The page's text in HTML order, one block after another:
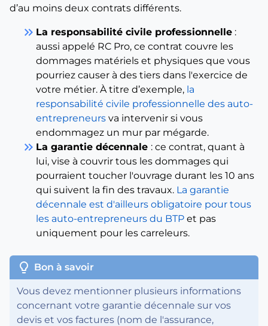
d’au moins deux contrats différents.
keyboard_double_arrow_right La responsabilité civile professionnelle :
aussi appelé RC Pro, ce contrat couvre les
dommages matériels et physiques que vous
pourriez causer à des tiers dans l'exercice de
votre métier. À titre d’exemple, la
responsabilité civile professionnelle des auto-
entrepreneurs va intervenir si vous
endommagez un mur par mégarde.
keyboard_double_arrow_right La garantie décennale : ce contrat, quant à
lui, vise à couvrir tous les dommages qui
pourraient toucher l'ouvrage durant les 10 ans
qui suivent la fin des travaux. La garantie
décennale est d'ailleurs obligatoire pour tous
les auto-entrepreneurs du BTP et pas
uniquement pour les carreleurs.
lightbulb Bon à savoir
Vous devez mentionner plusieurs informations
concernant votre garantie décennale sur vos
devis et vos factures (nom de l'assurance,